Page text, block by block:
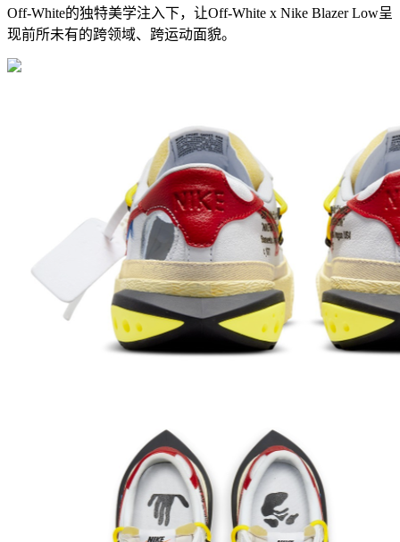
Off-White的独特美学注入下，让Off-White x Nike Blazer Low呈
现前所未有的跨领域、跨运动面貌。